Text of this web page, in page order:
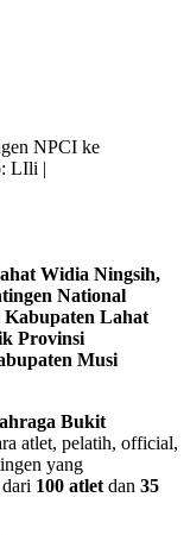
NPCI ke
LIli |
Widia Ningsih,
National
Kabupaten Lahat
Provinsi
Musi
Bukit
atlet, pelatih, official,
yang
100 atlet dan 35